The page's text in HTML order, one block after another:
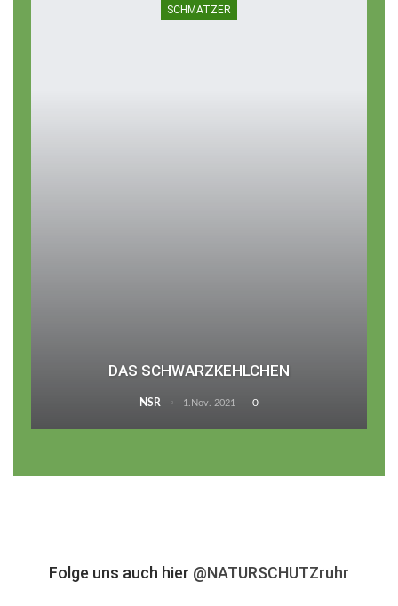
SCHMÄTZER
DAS SCHWARZKEHLCHEN
NSR 1.Nov. 2021 0
Folge uns auch hier @NATURSCHUTZruhr